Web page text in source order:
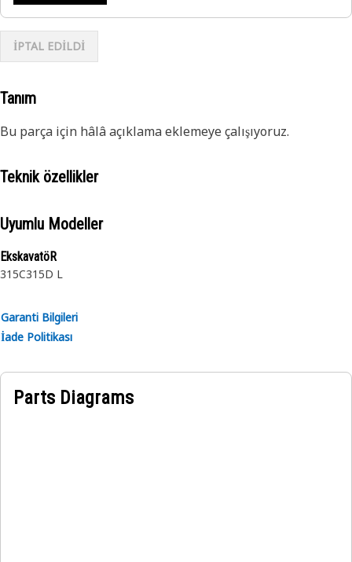
İPTAL EDİLDİ
Tanım
Bu parça için hâlâ açıklama eklemeye çalışıyoruz.
Teknik özellikler
Uyumlu Modeller
EkskavatöR
315C315D L
Garanti Bilgileri
İade Politikası
Parts Diagrams